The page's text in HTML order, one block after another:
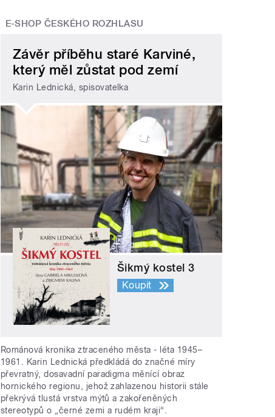
E-SHOP ČESKÉHO ROZHLASU
Závěr příběhu staré Karviné,
který měl zůstat pod zemí
Karin Lednická, spisovatelka
Šikmý kostel 3
Koupit
Románová kronika ztraceného města - léta 1945–
1961. Karin Lednická předkládá do značné míry
převratný, dosavadní paradigma měnící obraz
hornického regionu, jehož zahlazenou historii stále
překrývá tlustá vrstva mýtů a zakořeněných
stereotypů o „černé zemi a rudém kraji“.